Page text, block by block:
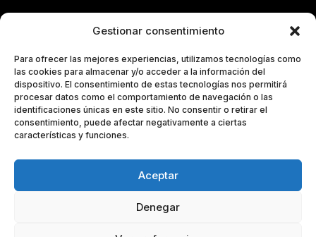
Gestionar consentimiento
Para ofrecer las mejores experiencias, utilizamos tecnologías como
las cookies para almacenar y/o acceder a la información del
dispositivo. El consentimiento de estas tecnologías nos permitirá
procesar datos como el comportamiento de navegación o las
identificaciones únicas en este sitio. No consentir o retirar el
consentimiento, puede afectar negativamente a ciertas
características y funciones.
Aceptar
Denegar
Entreplanta C · Chamberí
imm@grupoimm.com
914 26 66 69
CookiesAccesibilidad